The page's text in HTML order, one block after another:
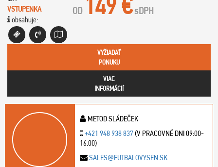
VSTUPENKA
obsahuje:
OD 149 €sDPH
VYŽIADAŤ
PONUKU
VIAC
INFORMÁCIÍ
METOD SLÁDEČEK
+421 948 938 837(V PRACOVNÉ DNI 09:00-
16:00)
SALES@FUTBALOVYSEN.SK